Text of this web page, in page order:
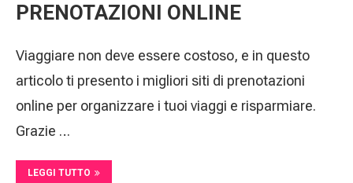
PRENOTAZIONI ONLINE
Viaggiare non deve essere costoso, e in questo
articolo ti presento i migliori siti di prenotazioni
online per organizzare i tuoi viaggi e risparmiare.
Grazie …
LEGGI TUTTO